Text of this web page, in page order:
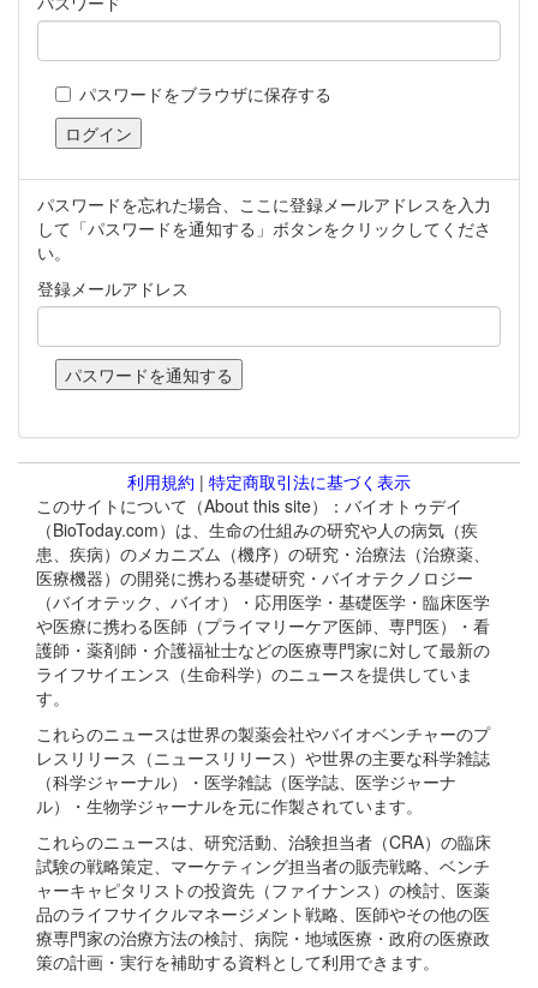
パスワードをブラウザに保存する
パスワードを忘れた場合、ここに登録メールアドレスを入力
して「パスワードを通知する」ボタンをクリックしてくださ
い。
登録メールアドレス
利用規約 | 特定商取引法に基づく表示
このサイトについて（About this site）：バイオトゥデイ
（BioToday.com）は、生命の仕組みの研究や人の病気（疾
患、疾病）のメカニズム（機序）の研究・治療法（治療薬、
医療機器）の開発に携わる基礎研究・バイオテクノロジー
（バイオテック、バイオ）・応用医学・基礎医学・臨床医学
や医療に携わる医師（プライマリーケア医師、専門医）・看
護師・薬剤師・介護福祉士などの医療専門家に対して最新の
ライフサイエンス（生命科学）のニュースを提供していま
す。
これらのニュースは世界の製薬会社やバイオベンチャーのプ
レスリリース（ニュースリリース）や世界の主要な科学雑誌
（科学ジャーナル）・医学雑誌（医学誌、医学ジャーナ
ル）・生物学ジャーナルを元に作製されています。
これらのニュースは、研究活動、治験担当者（CRA）の臨床
試験の戦略策定、マーケティング担当者の販売戦略、ベンチ
ャーキャピタリストの投資先（ファイナンス）の検討、医薬
品のライフサイクルマネージメント戦略、医師やその他の医
療専門家の治療方法の検討、病院・地域医療・政府の医療政
策の計画・実行を補助する資料として利用できます。